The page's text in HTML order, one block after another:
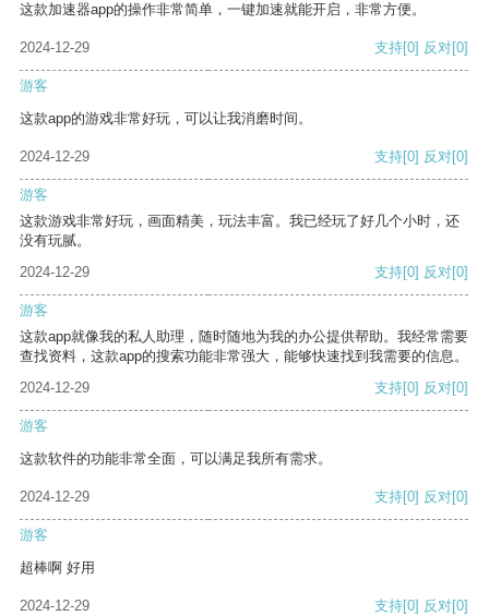
这款加速器app的操作非常简单，一键加速就能开启，非常方便。
2024-12-29 支持[0] 反对[0]
游客
这款app的游戏非常好玩，可以让我消磨时间。
2024-12-29 支持[0] 反对[0]
游客
这款游戏非常好玩，画面精美，玩法丰富。我已经玩了好几个小时，还
没有玩腻。
2024-12-29
支持[0] 反对[0]
游客
这款app就像我的私人助理，随时随地为我的办公提供帮助。我经常需要
查找资料，这款app的搜索功能非常强大，能够快速找到我需要的信息。
2024-12-29
支持[0] 反对[0]
游客
这款软件的功能非常全面，可以满足我所有需求。
2024-12-29 支持[0] 反对[0]
游客
超棒啊 好用
2024-12-29 支持[0] 反对[0]